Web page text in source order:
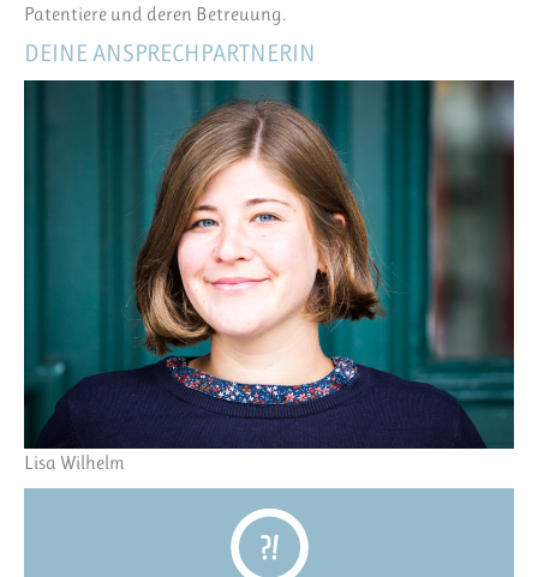
Patentiere und deren Betreuung.
DEINE ANSPRECHPARTNERIN
Lisa Wilhelm